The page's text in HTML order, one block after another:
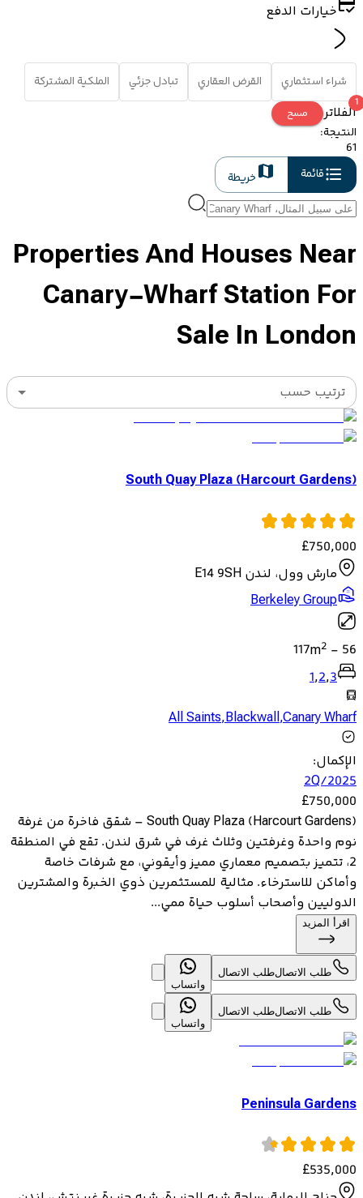
خيارات الدفع
شراء استثماري القرض العقاري تبادل جزئي الملكية المشتركة
الفلاتر
1
مسح
النتيجة:
61
قائمة
خريطة
Properties And Houses Near
Canary-Wharf Station For
Sale In London
ترتيب حسب
South Quay Plaza (Harcourt Gardens)
£750,000
مارش وول، لندن E14 9SH
Berkeley Group
56
-
117m2
1,2,3
All Saints,Blackwall,Canary Wharf
الإكمال:
2Q/2025
£750,000
South Quay Plaza (Harcourt Gardens) – شقق فاخرة من غرفة
نوم واحدة وغرفتين وثلاث غرف في شرق لندن. تقع في المنطقة
2، تتميز بتصميم معماري مميز وأيقوني، مع شرفات خاصة
وأماكن للاسترخاء. مثالية للمستثمرين ذوي الخبرة والمشترين
الدوليين وأصحاب أسلوب حياة ممي...
اقرأ المزيد
طلب الاتصالطلب الاتصال
واتساب
طلب الاتصالطلب الاتصال
واتساب
Peninsula Gardens
£535,000